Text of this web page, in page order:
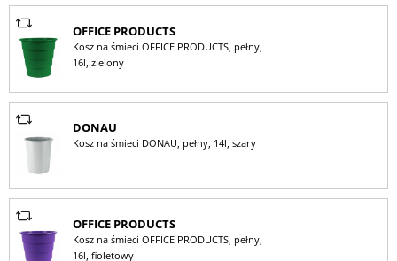
OFFICE PRODUCTS
Kosz na śmieci OFFICE PRODUCTS, pełny,
16l, zielony
DONAU
Kosz na śmieci DONAU, pełny, 14l, szary
OFFICE PRODUCTS
Kosz na śmieci OFFICE PRODUCTS, pełny,
16l, fioletowy